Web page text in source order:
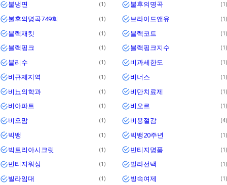
불냉면 1 불후의명곡 1
불후의명곡749회 1 브라이드앤유 1
블랙재킷 1 블랙코트 1
블랙핑크 1 블랙핑크지수 1
블리수 1 비과세한도 1
비규제지역 1 비너스 1
비뇨의학과 1 비만치료제 1
비아파트 1 비오르 1
비오맘 1 비용절감 4
빅뱅 1 빅뱅20주년 1
빅토리아시크릿 1 빈티지명품 1
빈티지워싱 1 빌라선택 1
빌라임대 1 빙속여제 1